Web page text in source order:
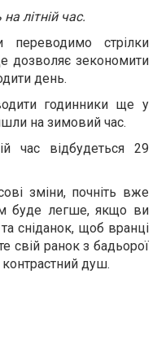
літній час.
стрілки
дозволяє зекономити
день.
годинники ще у
на зимовий час.
час відбудеться 29
зміни, почніть вже
буде легше, якщо ви
сніданок, щоб вранці
свій ранок з бадьорої
контрастний душ.